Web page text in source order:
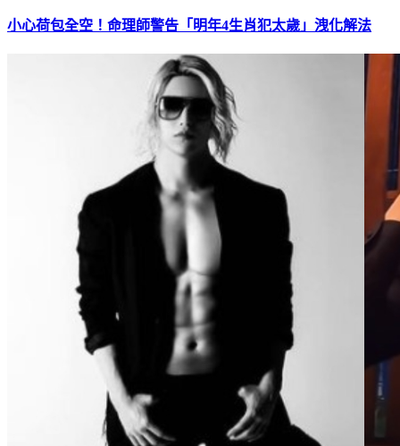
小心荷包全空！命理師警告「明年4生肖犯太歲」洩化解法